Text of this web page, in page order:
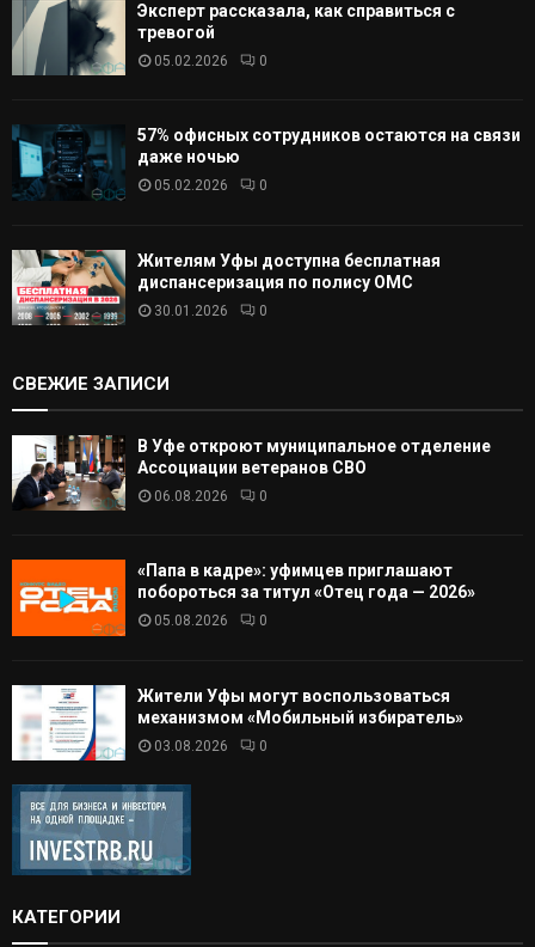
Эксперт рассказала, как справиться с
тревогой
05.02.2026 0
57% офисных сотрудников остаются на связи
даже ночью
05.02.2026 0
Жителям Уфы доступна бесплатная
диспансеризация по полису ОМС
30.01.2026 0
СВЕЖИЕ ЗАПИСИ
В Уфе откроют муниципальное отделение
Ассоциации ветеранов СВО
06.08.2026 0
«Папа в кадре»: уфимцев приглашают
побороться за титул «Отец года — 2026»
05.08.2026 0
Жители Уфы могут воспользоваться
механизмом «Мобильный избиратель»
03.08.2026 0
КАТЕГОРИИ